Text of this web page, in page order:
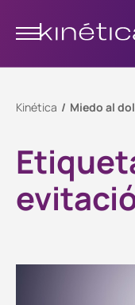
Kinética Miedo al